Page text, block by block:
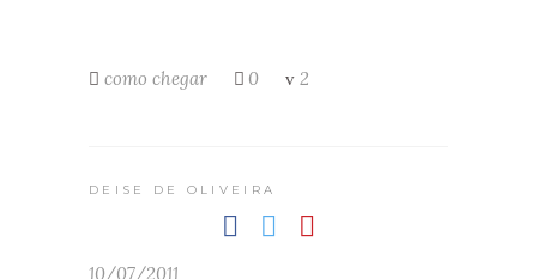
como chegar 0 2
DEISE DE OLIVEIRA
10/07/2011